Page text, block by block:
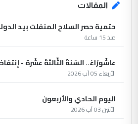
المقالات
حتمية حصر السلاح المنفلت بيد
منذ 15 ساعة
عاشُورْاءُ.. السّنَةُ الثّالثةَ عشَرَة -
الأربعاء 05 آب 2026
اليوم الحادي والأربعون
الأثنين 03 آب 2026